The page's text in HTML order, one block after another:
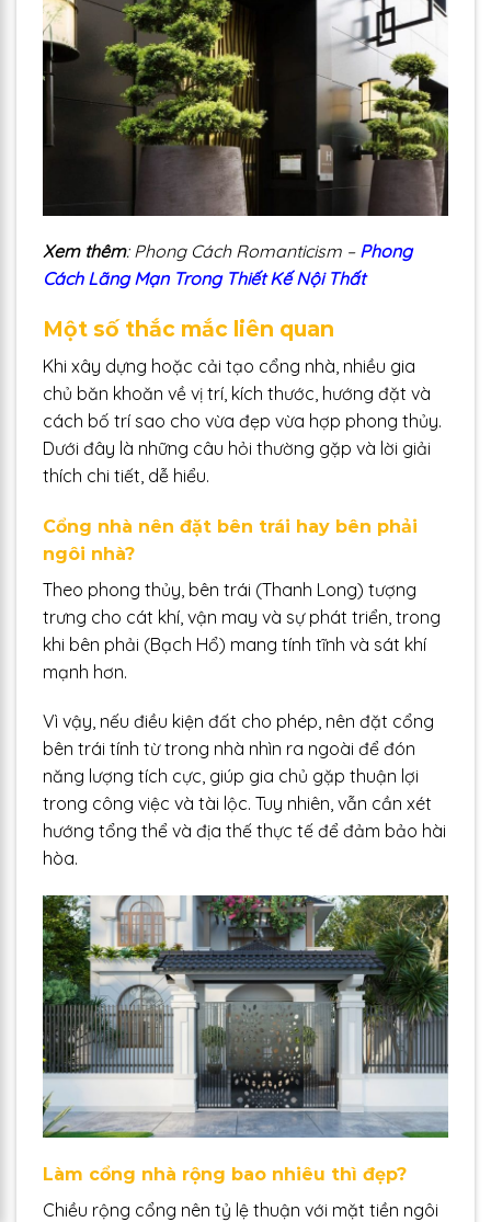
Xem thêm: Phong Cách Romanticism – Phong
Cách Lãng Mạn Trong Thiết Kế Nội Thất
Một số thắc mắc liên quan
Khi xây dựng hoặc cải tạo cổng nhà, nhiều gia
chủ băn khoăn về vị trí, kích thước, hướng đặt và
cách bố trí sao cho vừa đẹp vừa hợp phong thủy.
Dưới đây là những câu hỏi thường gặp và lời giải
thích chi tiết, dễ hiểu.
Cổng nhà nên đặt bên trái hay bên phải
ngôi nhà?
Theo phong thủy, bên trái (Thanh Long) tượng
trưng cho cát khí, vận may và sự phát triển, trong
khi bên phải (Bạch Hổ) mang tính tĩnh và sát khí
mạnh hơn.
Vì vậy, nếu điều kiện đất cho phép, nên đặt cổng
bên trái tính từ trong nhà nhìn ra ngoài để đón
năng lượng tích cực, giúp gia chủ gặp thuận lợi
trong công việc và tài lộc. Tuy nhiên, vẫn cần xét
hướng tổng thể và địa thế thực tế để đảm bảo hài
hòa.
Làm cổng nhà rộng bao nhiêu thì đẹp?
Chiều rộng cổng nên tỷ lệ thuận với mặt tiền ngôi